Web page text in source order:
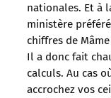
nationales. Et à
ministère
chiffres de
Il a donc fait
calculs. Au cas
accrochez vos